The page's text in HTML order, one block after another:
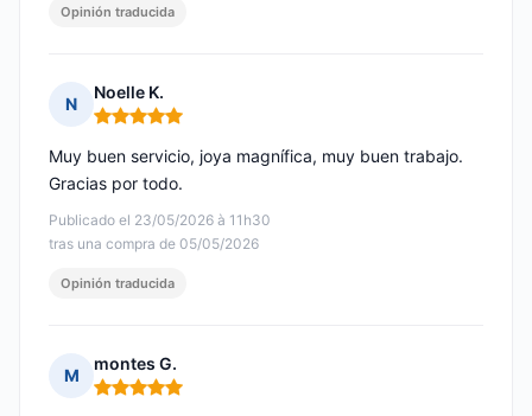
Opinión traducida
N
Noelle K.
Nota: 5 de 5
Publicado el 23/05/2026 à 11h30
tras una compra de 05/05/2026
Muy buen servicio, joya magnífica, muy buen trabajo.
Gracias por todo.
Opinión traducida
M
montes G.
Nota: 5 de 5